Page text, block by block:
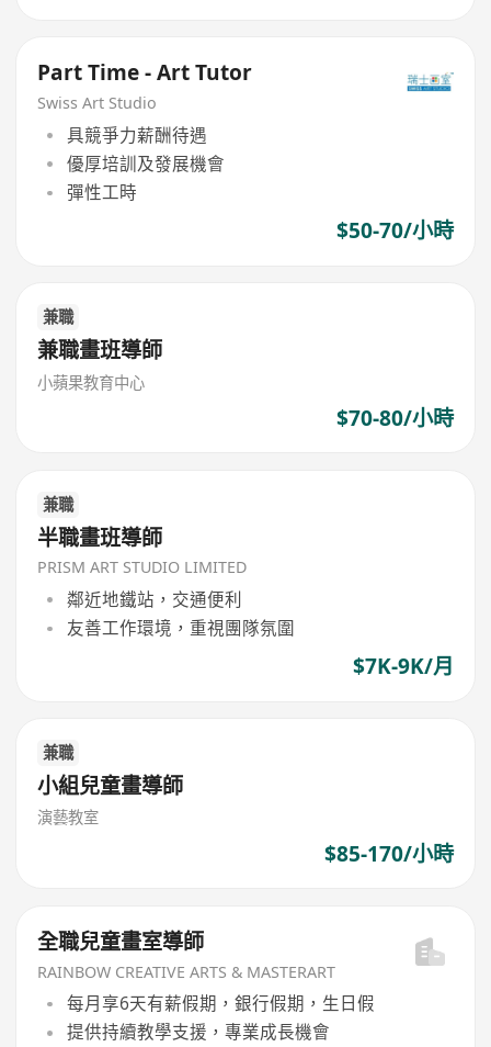
Part Time - Art Tutor
Swiss Art Studio
具競爭力薪酬待遇
優厚培訓及發展機會
彈性工時
$50-70/小時
兼職
兼職畫班導師
小蘋果教育中心
$70-80/小時
兼職
半職畫班導師
PRISM ART STUDIO LIMITED
鄰近地鐵站，交通便利
友善工作環境，重視團隊氛圍
$7K-9K/月
兼職
小組兒童畫導師
演藝教室
$85-170/小時
全職兒童畫室導師
RAINBOW CREATIVE ARTS & MASTERART
每月享6天有薪假期，銀行假期，生日假
提供持續教學支援，專業成長機會